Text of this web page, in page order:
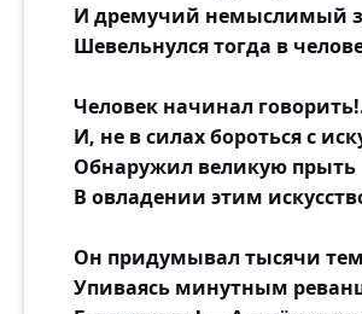
И дремучий немыслимый
Шевельнулся тогда в
Человек начинал
И, не в силах бороться с
Обнаружил великую прыть
В овладении этим
Он придумывал тысячи
Упиваясь минутным